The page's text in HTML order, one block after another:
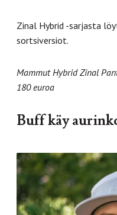
Zinal Hybrid -sarjasta
sortsiversiot.
Mammut Hybrid Zinal
180 euroa
Buff käy